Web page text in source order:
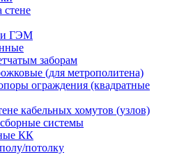
ГЭМ
заборам
(для метрополитена)
ограждения (квадратные
кабельных хомутов (узлов)
системы
КК
потолку